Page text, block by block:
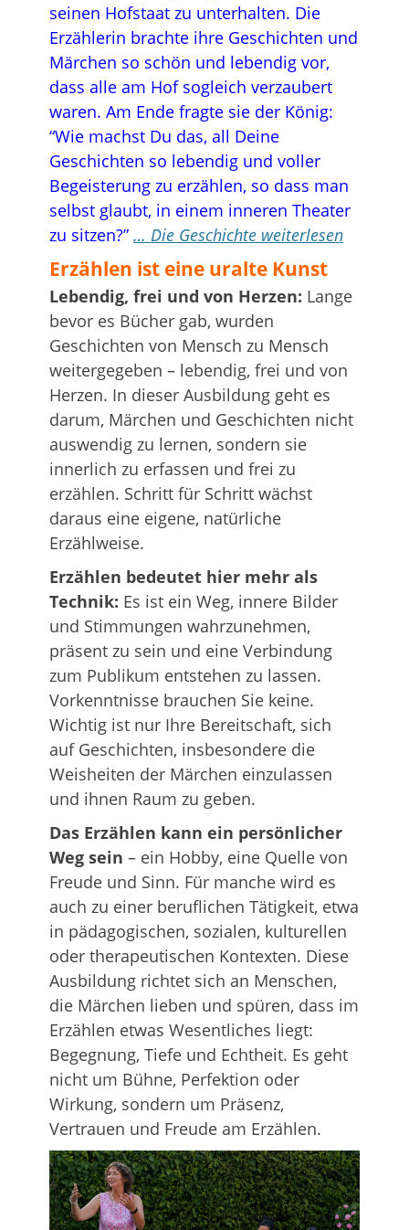
seinen Hofstaat zu unterhalten. Die
Erzählerin brachte ihre Geschichten und
Märchen so schön und lebendig vor,
dass alle am Hof sogleich verzaubert
waren. Am Ende fragte sie der König:
“Wie machst Du das, all Deine
Geschichten so lebendig und voller
Begeisterung zu erzählen, so dass man
selbst glaubt, in einem inneren Theater
zu sitzen?” … Die Geschichte weiterlesen
Erzählen ist eine uralte Kunst
Lebendig, frei und von Herzen: Lange
bevor es Bücher gab, wurden
Geschichten von Mensch zu Mensch
weitergegeben – lebendig, frei und von
Herzen. In dieser Ausbildung geht es
darum, Märchen und Geschichten nicht
auswendig zu lernen, sondern sie
innerlich zu erfassen und frei zu
erzählen. Schritt für Schritt wächst
daraus eine eigene, natürliche
Erzählweise.
Erzählen bedeutet hier mehr als
Technik: Es ist ein Weg, innere Bilder
und Stimmungen wahrzunehmen,
präsent zu sein und eine Verbindung
zum Publikum entstehen zu lassen.
Vorkenntnisse brauchen Sie keine.
Wichtig ist nur Ihre Bereitschaft, sich
auf Geschichten, insbesondere die
Weisheiten der Märchen einzulassen
und ihnen Raum zu geben.
Das Erzählen kann ein persönlicher
Weg sein – ein Hobby, eine Quelle von
Freude und Sinn. Für manche wird es
auch zu einer beruflichen Tätigkeit, etwa
in pädagogischen, sozialen, kulturellen
oder therapeutischen Kontexten. Diese
Ausbildung richtet sich an Menschen,
die Märchen lieben und spüren, dass im
Erzählen etwas Wesentliches liegt:
Begegnung, Tiefe und Echtheit. Es geht
nicht um Bühne, Perfektion oder
Wirkung, sondern um Präsenz,
Vertrauen und Freude am Erzählen.